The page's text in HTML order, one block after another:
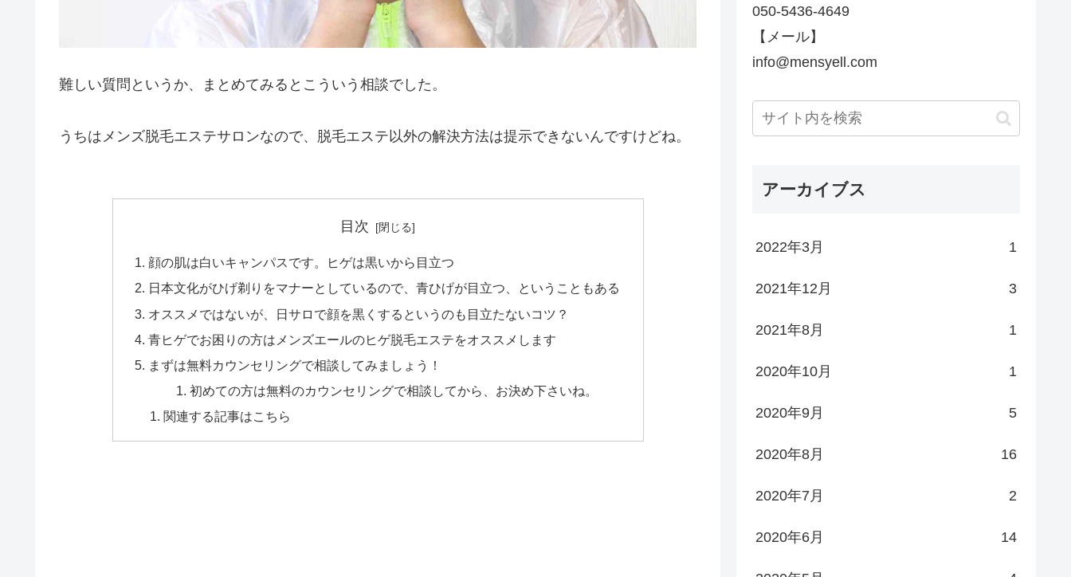
難しい質問というか、まとめてみるとこういう相談でした。
うちはメンズ脱毛エステサロンなので、脱毛エステ以外の解決方法は提示できないんですけどね。
目次
顔の肌は白いキャンパスです。ヒゲは黒いから目立つ
日本文化がひげ剃りをマナーとしているので、青ひげが目立つ、ということもある
オススメではないが、日サロで顔を黒くするというのも目立たないコツ？
青ヒゲでお困りの方はメンズエールのヒゲ脱毛エステをオススメします
まずは無料カウンセリングで相談してみましょう！
初めての方は無料のカウンセリングで相談してから、お決め下さいね。
関連する記事はこちら
050-5436-4649
【メール】
info@mensyell.com
アーカイブス
2022年3月 1
2021年12月 3
2021年8月 1
2020年10月 1
2020年9月 5
2020年8月 16
2020年7月 2
2020年6月 14